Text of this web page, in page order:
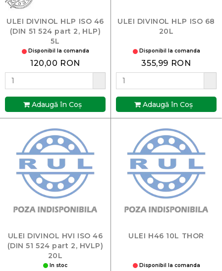
ULEI DIVINOL HLP ISO 46
(DIN 51 524 part 2, HLP)
5L
Disponibil la comanda
120,00 RON
Adaugă în Coş
ULEI DIVINOL HLP ISO 68
20L
Disponibil la comanda
355,99 RON
Adaugă în Coş
ULEI DIVINOL HVI ISO 46
(DIN 51 524 part 2, HVLP)
20L
In stoc
ULEI H46 10L THOR
Disponibil la comanda